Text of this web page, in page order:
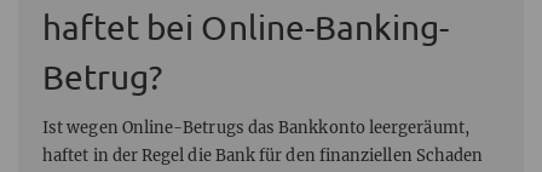
haftet bei Online-Banking-
Betrug?
Ist wegen Online-Betrugs das Bankkonto leergeräumt,
haftet in der Regel die Bank für den finanziellen Schaden